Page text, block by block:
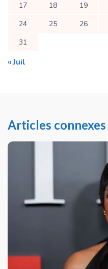
17
18 19
24
25 26
31
« Juil
Articles connexes